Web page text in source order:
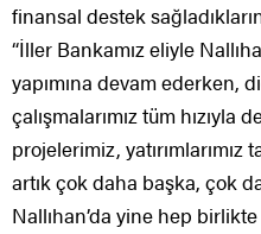
finansal destek
“İller Bankamız eliyle
yapımına devam ederken,
çalışmalarımız tüm hızıyla
projelerimiz,
artık çok daha başka, çok
Nallıhan’da yine hep